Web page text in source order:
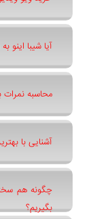
آیا شیبا اینو به ۱ دلار می‌رسد
محاسبه نمرات
آشنایی با
بگیریم؟